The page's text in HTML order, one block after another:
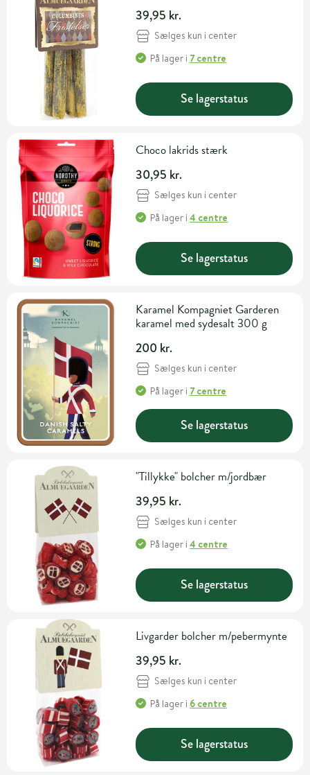
39,95 kr.
Sælges kun i center
På lager i 7 centre
Se lagerstatus
Choco lakrids stærk
30,95 kr.
Sælges kun i center
På lager i4 centre
Se lagerstatus
Karamel Kompagniet Garderen
karamel med sydesalt 300 g
200 kr.
Sælges kun i center
På lager i 7 centre
Se lagerstatus
"Tillykke" bolcher m/jordbær
39,95 kr.
Sælges kun i center
På lager i4 centre
Se lagerstatus
Livgarder bolcher m/pebermynte
39,95 kr.
Sælges kun i center
På lager i 6 centre
Se lagerstatus